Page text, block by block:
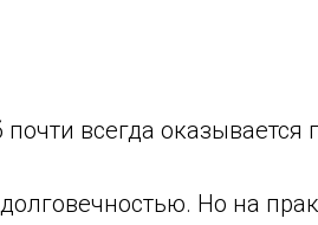
всегда
Но на